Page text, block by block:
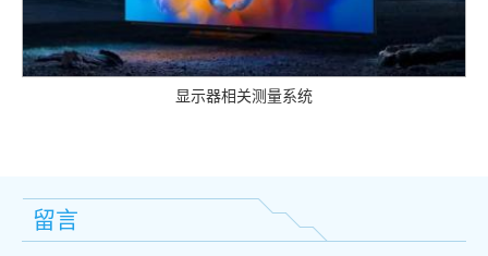
显示器相关测量系统
留言